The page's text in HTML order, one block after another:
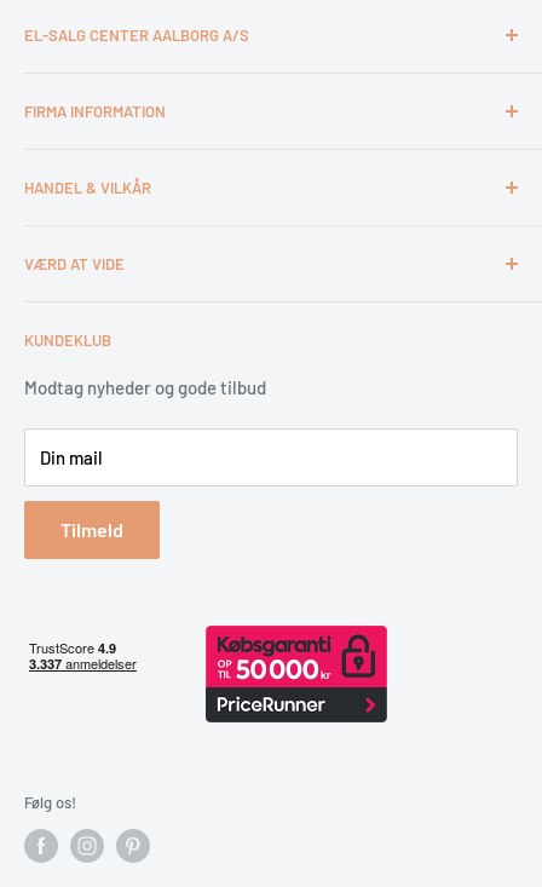
EL-SALG CENTER AALBORG A/S
Otto Mønsteds Vej 6
Tlf. 98180011
FIRMA INFORMATION
Medarbejdere
Kundeklub
HANDEL & VILKÅR
Handelsbetingelser
Garantiservice
Erhverv & Byggeri
VÆRD AT VIDE
Montering
Betaling
Reklamation & retur
Bestil returlabel
KUNDEKLUB
Modtag nyheder og gode tilbud
Din mail
Tilmeld
Følg os!